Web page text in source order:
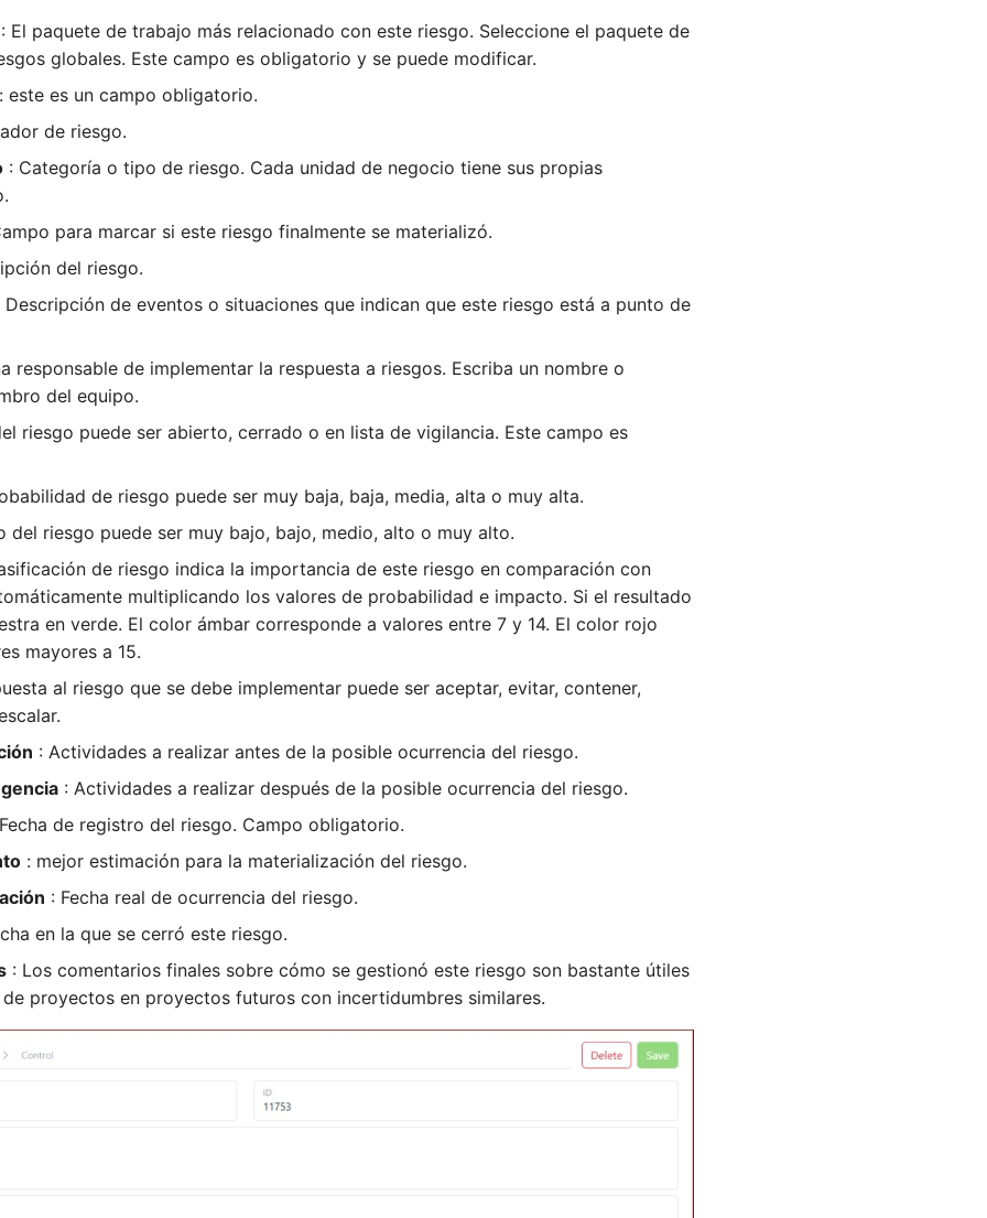
: El paquete de trabajo más relacionado con este riesgo. Seleccione el paquete de
globales. Este campo es obligatorio y se puede modificar.
: este es un campo obligatorio.
de riesgo.
: Categoría o tipo de riesgo. Cada unidad de negocio tiene sus propias
para marcar si este riesgo finalmente se materializó.
del riesgo.
Descripción de eventos o situaciones que indican que este riesgo está a punto de
responsable de implementar la respuesta a riesgos. Escriba un nombre o
del equipo.
riesgo puede ser abierto, cerrado o en lista de vigilancia. Este campo es
de riesgo puede ser muy baja, baja, media, alta o muy alta.
del riesgo puede ser muy bajo, bajo, medio, alto o muy alto.
de riesgo indica la importancia de este riesgo en comparación con
multiplicando los valores de probabilidad e impacto. Si el resultado
en verde. El color ámbar corresponde a valores entre 7 y 14. El color rojo
mayores a 15.
al riesgo que se debe implementar puede ser aceptar, evitar, contener,
: Actividades a realizar antes de la posible ocurrencia del riesgo.
: Actividades a realizar después de la posible ocurrencia del riesgo.
de registro del riesgo. Campo obligatorio.
: mejor estimación para la materialización del riesgo.
: Fecha real de ocurrencia del riesgo.
en la que se cerró este riesgo.
: Los comentarios finales sobre cómo se gestionó este riesgo son bastante útiles
proyectos en proyectos futuros con incertidumbres similares.